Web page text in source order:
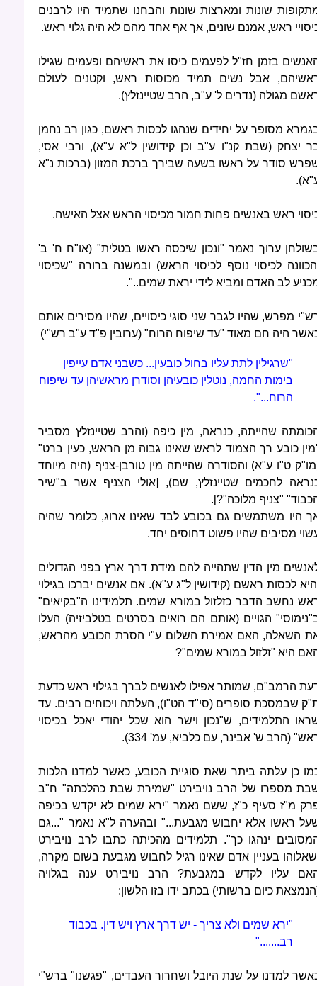
שונות ומארצות שונות והבחנו שתמיד היו לרבנים
ראש, אמנם שונים, אך אף אחד מהם לא היה גלוי ראש.
בזמן חז"ל לפעמים כיסו את ראשיהם ופעמים שגילו
אבל נשים תמיד מכוסות ראש, וקטנים לעולם
מגולה (נדרים ל' ע"ב, הרב שטיינזלץ).
מסופר על יחידים שנהגו לכסות ראשם, כגון רב נחמן
יצחק (שבת קנ"ו ע"ב וכן קידושין ל"א ע"א), ורבי אסי,
סודר על ראשו בשעה שבירך ברכת המזון (ברכות נ"א
ראש באנשים פחות חמור מכיסוי הראש אצל האישה.
ערוך נאמר "ונכון שיכסה ראשו בטלית" (או"ח ח' ב'
לכיסוי נוסף לכיסוי הראש) ובמשנה ברורה "שכיסוי
לב האדם ומביא לידי יראת שמים..".
מפרש, שהיו לגבר שני סוגי כיסויים, שהיו מסירים אותם
היה חם מאוד "עד שיפוח הרוח" (ערובין פ"ד ע"ב רש"י)
"שרגילין לתת עליו בחול כובעין... כשבני אדם עייפין
בימות החמה, נוטלין כובעיהן וסודרן מראשיהן עד שיפוח
הרוח...".
שהייתה, כנראה, מין כיפה (והרב שטיינזלץ מסביר
כובע רך הצמוד לראש שאינו גבוה מן הראש, כעין ברט"
ט"ו ע"א) והסודרה שהייתה מין טורבן-צניף (היה מיוחד
לחכמים שטיינזלץ, שם), [אולי הצניף אשר ב"שיר
"צניף מלוכה"?].
היו משתמשים גם בכובע לבד שאינו ארוג, כלומר שהיה
מסיבים שהיו פשוט דחוסים יחד.
מין הדין שתהייה להם מידת דרך ארץ בפני הגדולים
לכסות ראשם (קידושין ל"ג ע"א). אם אנשים יברכו בגילוי
נחשב הדבר כזלזול במורא שמים. תלמידינו ה"בקיאים"
הגויים (אותם הם רואים בסרטים בטלביזיה) העלו
השאלה, האם אמירת השלום ע"י הסרת הכובע מהראש,
היא "זלזול במורא שמים"?
הרמב"ם, שמותר אפילו לאנשים לברך בגילוי ראש כדעת
שבמסכת סופרים (סי"ד הט"ו), העלתה ויכוחים רבים. עד
התלמידים, ש"נכון וישר הוא שכל יהודי יאכל בכיסוי
(הרב ש' אבינר, עם כלביא, עמ' 334).
כן עלתה ביתר שאת סוגיית הכובע, כאשר למדנו הלכות
מספרו של הרב נויבירט "שמירת שבת כהלכתה" ח"ב
מ"ז סעיף כ"ז, ששם נאמר "ירא שמים לא יקדש בכיפה
ראשו אלא יחבוש מגבעת..." ובהערה ל"א נאמר "...גם
ינהגו כך". תלמידים מהכיתה כתבו לרב נויבירט
בעניין אדם שאינו רגיל לחבוש מגבעת בשום מקרה,
עליו לקדש במגבעת? הרב נויבירט ענה בגלויה
כיום ברשותי) בכתב ידו בזו הלשון:
"ירא שמים ולא צריך - יש דרך ארץ ויש דין. בכבוד
רב......."
למדנו על שנת היובל ושחרור העבדים, "פגשנו" ברש"י